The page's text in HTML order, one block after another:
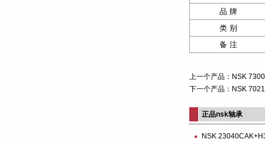
品 牌
类 别
备 注
上一个产品： NSK
下一个产品： NSK
正品nsk轴承
NSK